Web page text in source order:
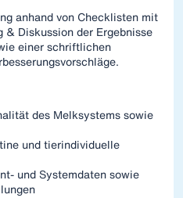
anhand von Checklisten mit
Diskussion der Ergebnisse
einer schriftlichen
des Melksystems sowie
und tierindividuelle
und Systemdaten sowie